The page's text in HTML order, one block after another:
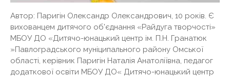
Автор: Паригін Олександр Олександрович, 10 років. Є
вихованцем дитячого об'єднання «Райдуга творчості»
МБОУ ДО «Дитячо-юнацький центр ім. П.Н. Гранатюк
»Павлоградського муніципального району Омської
області, керівник Паригін Наталія Анатоліївна, педагог
додаткової освіти МБОУ ДО« Дитячо-юнацький центр